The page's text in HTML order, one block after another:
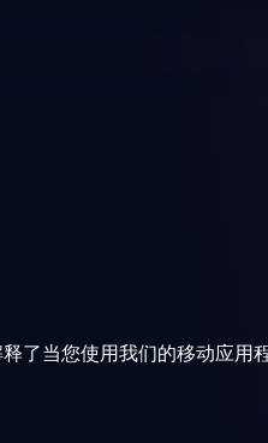
当您使用我们的移动应用